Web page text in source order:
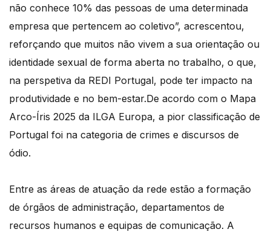
não conhece 10% das pessoas de uma determinada
empresa que pertencem ao coletivo”, acrescentou,
reforçando que muitos não vivem a sua orientação ou
identidade sexual de forma aberta no trabalho, o que,
na perspetiva da REDI Portugal, pode ter impacto na
produtividade e no bem-estar.De acordo com o Mapa
Arco-Íris 2025 da ILGA Europa, a pior classificação de
Portugal foi na categoria de crimes e discursos de
ódio.
Entre as áreas de atuação da rede estão a formação
de órgãos de administração, departamentos de
recursos humanos e equipas de comunicação. A